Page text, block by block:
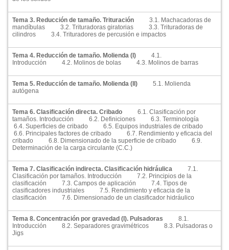
Tema 3. Reducción de tamaño. Trituración 3.1. Machacadoras de
mandíbulas 3.2. Trituradoras giratorias 3.3. Trituradoras de
cilindros 3.4. Trituradores de percusión e impactos
Tema 4. Reducción de tamaño. Molienda (I) 4.1.
Introducción 4.2. Molinos de bolas 4.3. Molinos de barras
Tema 5. Reducción de tamaño. Molienda (II) 5.1. Molienda
autógena
Tema 6. Clasificación directa. Cribado 6.1. Clasificación por
tamaños. Introducción
6.2. Definiciones 6.3. Terminología
6.4. Superficies de cribado 6.5. Equipos industriales de cribado
6.6. Principales factores de cribado 6.7. Rendimiento y eficacia del
cribado 6.8. Dimensionado de la superficie de cribado 6.9.
Determinación de la carga circulante (C.C.)
Tema 7. Clasificación indirecta. Clasificación hidráulica 7.1.
Clasificación por tamaños. Introducción 7.2. Principios de la
clasificación 7.3. Campos de aplicación 7.4. Tipos de
clasificadores industriales 7.5. Rendimiento y eficacia de la
clasificación 7.6. Dimensionado de un clasificador hidráulico
Tema 8. Concentración por gravedad (I). Pulsadoras 8.1.
Introducción 8.2. Separadores gravimétricos 8.3. Pulsadoras o
Jigs